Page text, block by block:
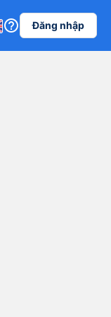
help_outline Đăng nhập